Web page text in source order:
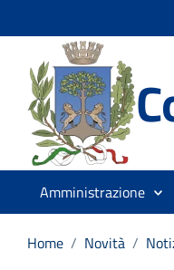
Amministrazione
Home / Novità /